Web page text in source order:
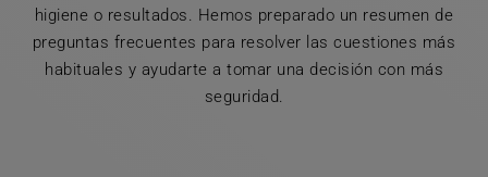
higiene o resultados. Hemos preparado un resumen de
preguntas frecuentes para resolver las cuestiones más
habituales y ayudarte a tomar una decisión con más
seguridad.